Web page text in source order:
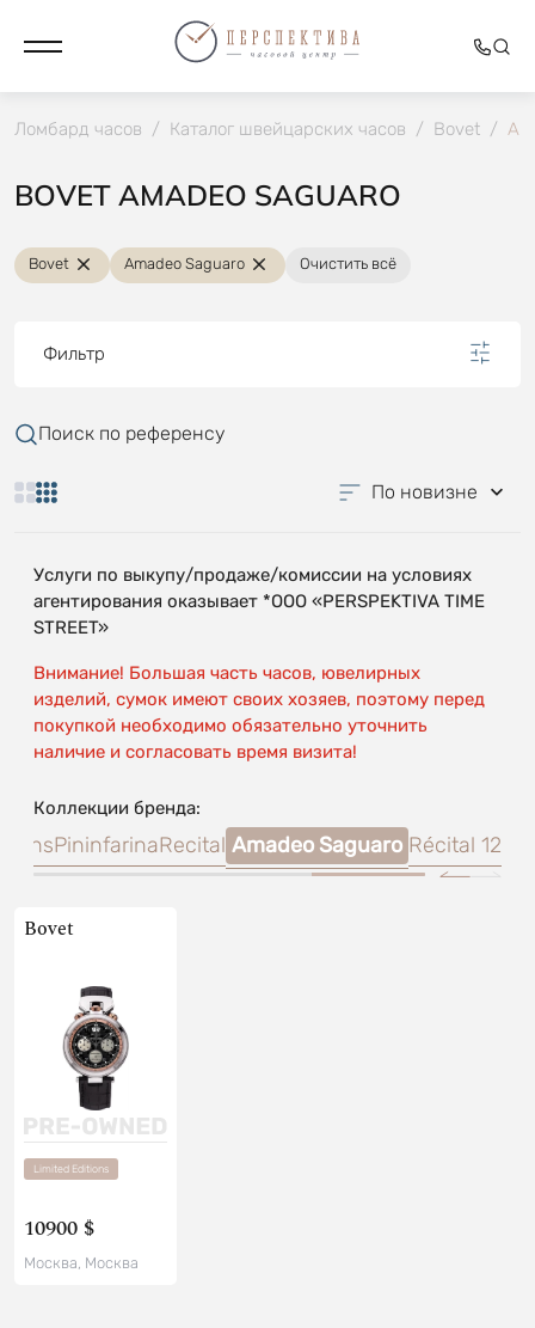
Ломбард часов / Каталог швейцарских часов / Bovet /
BOVET AMADEO SAGUARO
Bovet Amadeo Saguaro Очистить всё
Фильтр
Поиск по референсу
По новизне
Услуги по выкупу/продаже/комиссии на условиях
агентирования оказывает *OOO «PERSPEKTIVA TIME
STREET»
Внимание! Большая часть часов, ювелирных
изделий, сумок имеют своих хозяев, поэтому перед
покупкой необходимо обязательно уточнить
наличие и согласовать время визита!
Коллекции бренда:
PininfarinaRecital Amadeo Saguaro Récital 12
Bovet
Limited Editions
10900 $
Москва, Москва